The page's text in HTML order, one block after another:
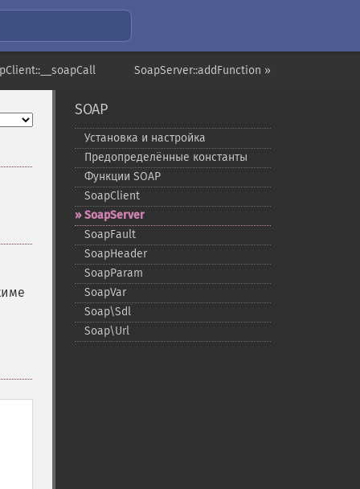
SoapServer::addFunction »
SOAP
Установка и настройка
Предопределённые константы
Функции SOAP
SoapClient
SoapServer
SoapFault
SoapHeader
SoapParam
SoapVar
Soap\Sdl
Soap\Url